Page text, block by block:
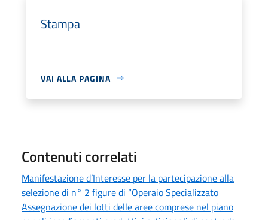
Stampa
VAI ALLA PAGINA
Contenuti correlati
Manifestazione d’Interesse per la partecipazione alla
selezione di n° 2 figure di “Operaio Specializzato
Assegnazione dei lotti delle aree comprese nel piano